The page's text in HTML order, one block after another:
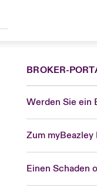
BROKER-
Werden Sie ein
Zum myBeazley
Einen Schaden